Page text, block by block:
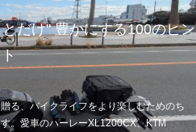
だけ" 豊かにする100のヒン
ト
る、バイクライフをより楽しむためのち
。愛車のハーレーXL1200CX、KTM